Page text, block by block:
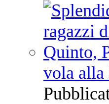
vola